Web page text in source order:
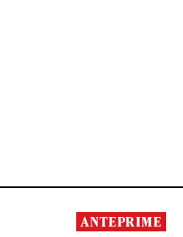
ANTEPRIME